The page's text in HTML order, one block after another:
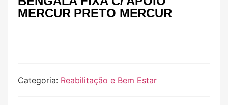
MERCUR PRETO MERCUR
Categoria: Reabilitação e Bem Estar